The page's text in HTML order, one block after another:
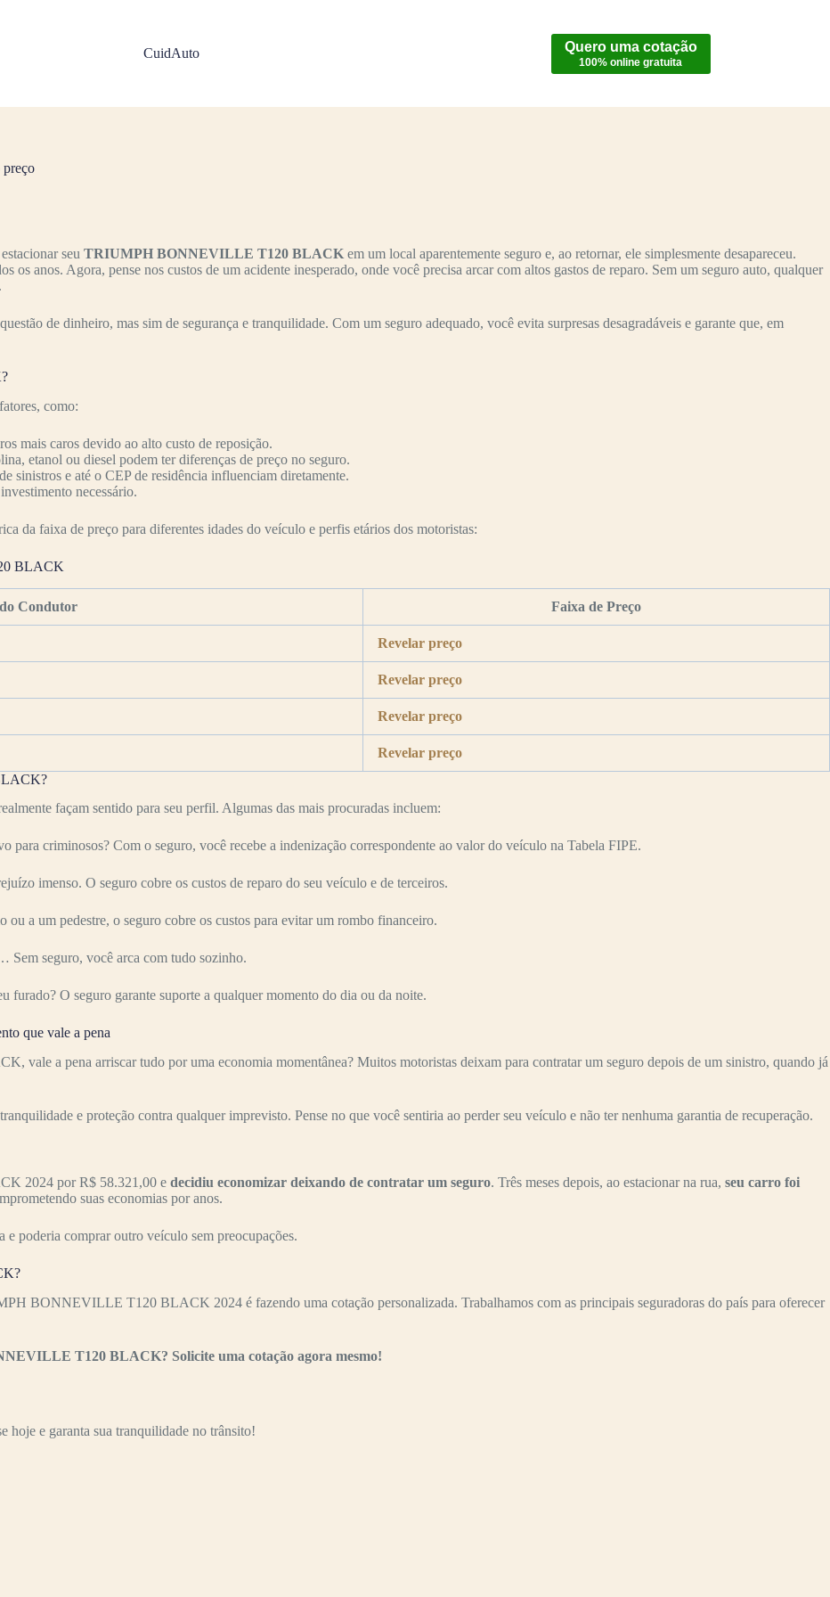
CuidAuto Quero uma cotação
100% online gratuita
seu TRIUMPH BONNEVILLE T120 BLACK em um local aparentemente seguro e, ao retornar, ele simplesmente desapareceu.
os anos. Agora, pense nos custos de um acidente inesperado, onde você precisa arcar com altos gastos de reparo. Sem um seguro auto, qualquer
de dinheiro, mas sim de segurança e tranquilidade. Com um seguro adequado, você evita surpresas desagradáveis e garante que, em
como:
mais caros devido ao alto custo de reposição.
etanol ou diesel podem ter diferenças de preço no seguro.
sinistros e até o CEP de residência influenciam diretamente.
necessário.
da faixa de preço para diferentes idades do veículo e perfis etários dos motoristas:
BLACK
Condutor Faixa de Preço
Revelar preço
Revelar preço
Revelar preço
Revelar preço
façam sentido para seu perfil. Algumas das mais procuradas incluem:
criminosos? Com o seguro, você recebe a indenização correspondente ao valor do veículo na Tabela FIPE.
imenso. O seguro cobre os custos de reparo do seu veículo e de terceiros.
ou a um pedestre, o seguro cobre os custos para evitar um rombo financeiro.
Sem seguro, você arca com tudo sozinho.
furado? O seguro garante suporte a qualquer momento do dia ou da noite.
que vale a pena
vale a pena arriscar tudo por uma economia momentânea? Muitos motoristas deixam para contratar um seguro depois de um sinistro, quando já
e proteção contra qualquer imprevisto. Pense no que você sentiria ao perder seu veículo e não ter nenhuma garantia de recuperação.
2024 por R$ 58.321,00 e decidiu economizar deixando de contratar um seguro. Três meses depois, ao estacionar na rua, seu carro foi
suas economias por anos.
e poderia comprar outro veículo sem preocupações.
BONNEVILLE T120 BLACK 2024 é fazendo uma cotação personalizada. Trabalhamos com as principais seguradoras do país para oferecer
T120 BLACK? Solicite uma cotação agora mesmo!
hoje e garanta sua tranquilidade no trânsito!